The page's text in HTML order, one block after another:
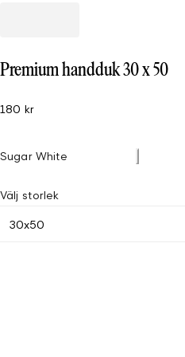
Premium handduk 30 x 50
180 kr
Sugar White
Välj storlek
30x50